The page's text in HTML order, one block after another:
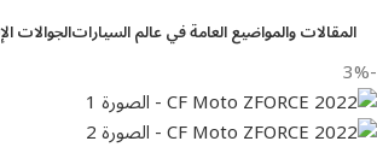
المقالات والمواضيع العامة في عالم السياراتالجوالات
-3%